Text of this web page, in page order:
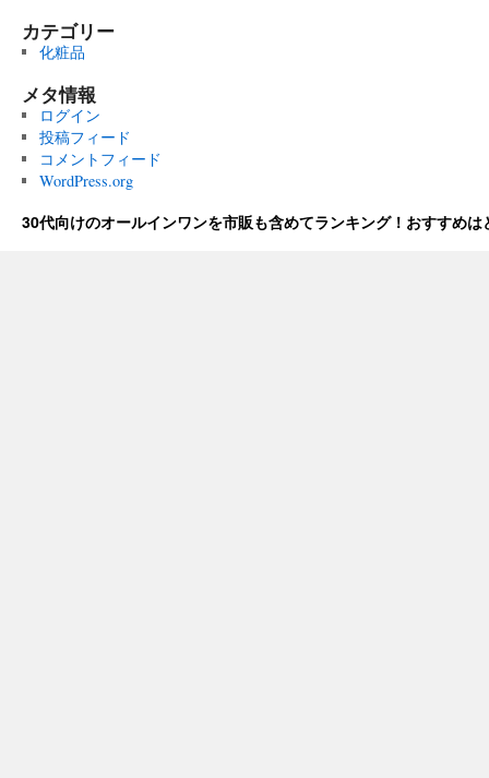
カテゴリー
化粧品
メタ情報
ログイン
投稿フィード
コメントフィード
WordPress.org
30代向けのオールインワンを市販も含めてランキング！おすすめは